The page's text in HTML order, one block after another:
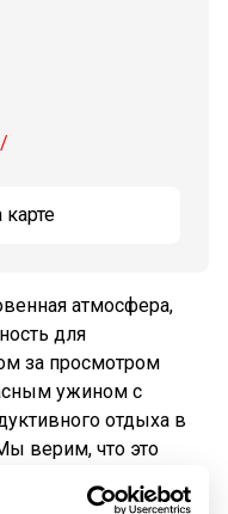
карте
атмосфера,
для
за просмотром
ужином с
отдыха в
верим, что это
себя как
Jonas Reinholdsson,